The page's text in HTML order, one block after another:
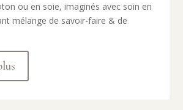
ou en soie, imaginés avec soin en
mélange de savoir-faire & de